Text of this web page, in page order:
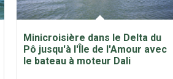
Minicroisière dans le Delta du
Pô jusqu'à l'Île de l'Amour avec
le bateau à moteur Dali